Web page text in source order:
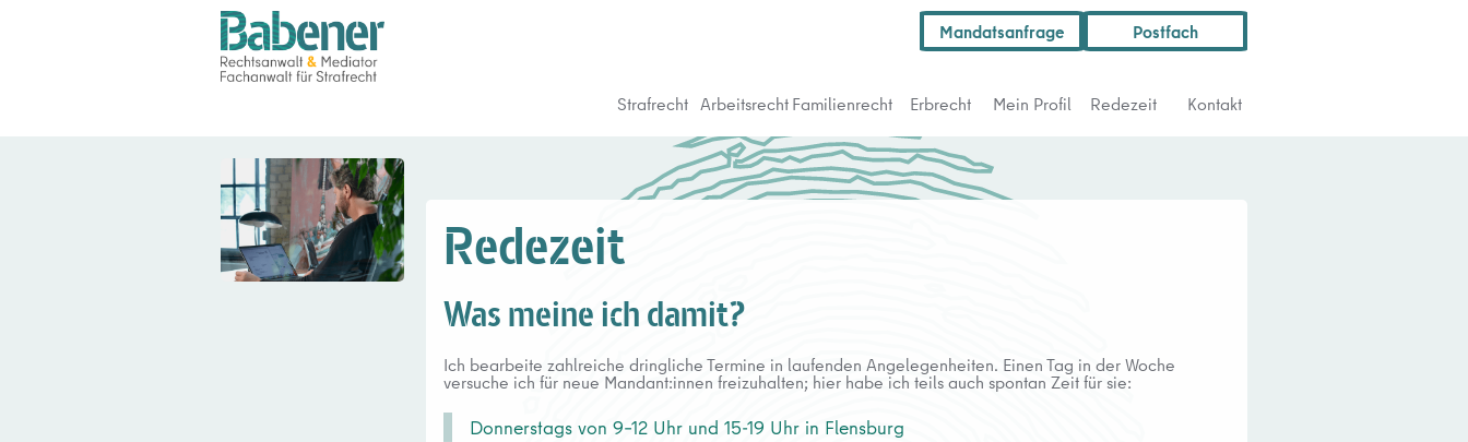
Mandatsanfrage Postfach
Strafrecht ArbeitsrechtFamilienrecht Erbrecht Mein Profil Redezeit Kontakt
Redezeit
Was meine ich damit?
Ich bearbeite zahlreiche dringliche Termine in laufenden Angelegenheiten. Einen Tag in der Woche
versuche ich für neue Mandant:innen freizuhalten; hier habe ich teils auch spontan Zeit für sie:
Donnerstags von 9–12 Uhr und 15-19 Uhr in Flensburg